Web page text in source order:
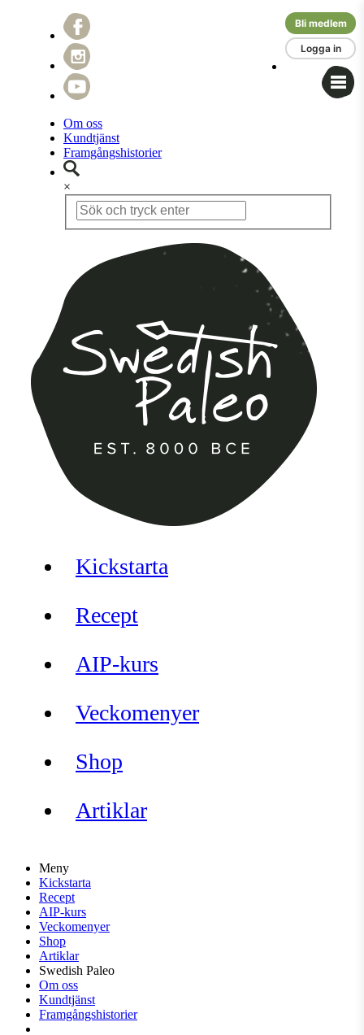
Om oss
Kundtjänst
Framgångshistorier
×
Bli medlem
Logga in
Kickstarta
Recept
AIP-kurs
Veckomenyer
Shop
Artiklar
Meny
Kickstarta
Recept
AIP-kurs
Veckomenyer
Shop
Artiklar
Swedish Paleo
Om oss
Kundtjänst
Framgångshistorier